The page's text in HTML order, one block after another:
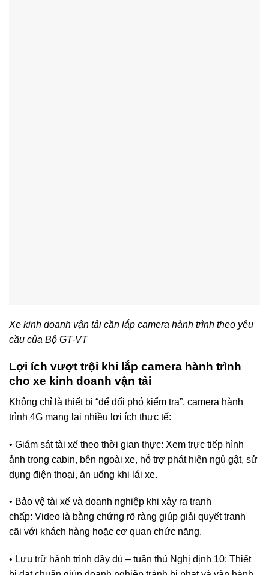
Xe kinh doanh vận tải cần lắp camera hành trình theo yêu
cầu của Bộ GT-VT
Lợi ích vượt trội khi lắp camera hành trình
cho xe kinh doanh vận tải
Không chỉ là thiết bị “để đối phó kiểm tra”, camera hành
trình 4G mang lại nhiều lợi ích thực tế:
• Giám sát tài xế theo thời gian thực: Xem trực tiếp hình
ảnh trong cabin, bên ngoài xe, hỗ trợ phát hiện ngủ gật, sử
dụng điện thoại, ăn uống khi lái xe.
• Bảo vệ tài xế và doanh nghiệp khi xảy ra tranh
chấp: Video là bằng chứng rõ ràng giúp giải quyết tranh
cãi với khách hàng hoặc cơ quan chức năng.
• Lưu trữ hành trình đầy đủ – tuân thủ Nghị định 10: Thiết